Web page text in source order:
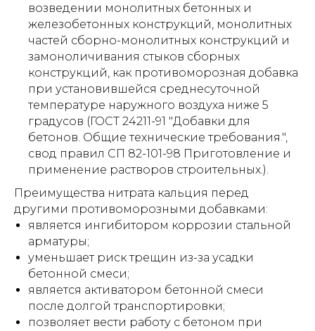
возведении монолитных бетонных и
железобетонных конструкций, монолитных
частей сборно-монолитных конструкций и
замоноличивания стыков сборных
конструкций, как противоморозная добавка
при установившейся среднесуточной
температуре наружного воздуха ниже 5
градусов (ГОСТ 24211-91 "Добавки для
бетонов. Общие технические требования.",
свод правил СП 82-101-98 Приготовление и
применение растворов строительных.).
Преимущества нитрата кальция перед
другими противоморозными добавками:
является ингибитором коррозии стальной
арматуры;
уменьшает риск трещин из-за усадки
бетонной смеси;
является активатором бетонной смеси
после долгой транспортировки;
позволяет вести работу с бетоном при